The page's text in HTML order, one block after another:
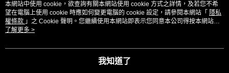
熱門標籤
本網站中使用 cookie，欲查詢有關本網站使用 cookie 方式之詳情，及若您不希
望在電腦上使用 cookie 時應如何變更電腦的 cookie 設定，請參閱本網站「 隱私
權條款 」之 Cookie 聲明。您繼續使用本網站即表示您同意本公司得按本網站使
用條款之 Cookie 聲明使用 cookie。
了解更多 >
我知道了